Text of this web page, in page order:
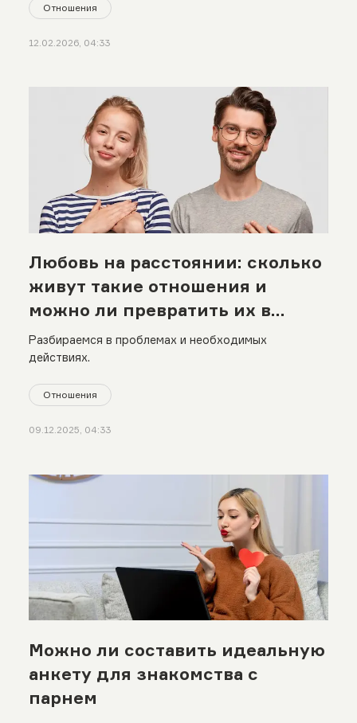
Отношения
12.02.2026, 04:33
Любовь на расстоянии: сколько
живут такие отношения и
можно ли превратить их в
реальность
Разбираемся в проблемах и необходимых
действиях.
Отношения
09.12.2025, 04:33
Можно ли составить идеальную
анкету для знакомства с
парнем